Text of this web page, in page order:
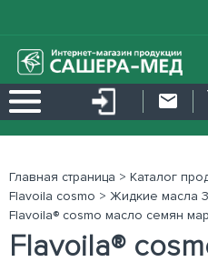
Главная страница > Каталог
Flavoila cosmo > Жидкие масла
Flavoila® cosmo масло семян
Flavoila®